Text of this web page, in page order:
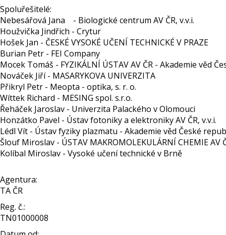
Spoluřešitelé:
Nebesářová Jana - Biologické centrum AV ČR, v.v.i.
Houžvička Jindřich - Crytur
Hošek Jan - ČESKÉ VYSOKÉ UČENÍ TECHNICKÉ V PRAZE
Burian Petr - FEI Company
Mocek Tomáš - FYZIKÁLNÍ ÚSTAV AV ČR - Akademie věd
Nováček Jiří - MASARYKOVA UNIVERZITA
Přikryl Petr - Meopta - optika, s. r. o.
Wíttek Richard - MESING spol. s.r.o.
Řeháček Jaroslav - Univerzita Palackého v Olomouci
Honzátko Pavel - Ústav fotoniky a elektroniky AV ČR, v.v.i.
Lédl Vít - Ústav fyziky plazmatu - Akademie věd České
Šlouf Miroslav - ÚSTAV MAKROMOLEKULÁRNÍ CHEMIE AV
Kolíbal Miroslav - Vysoké učení technické v Brně
Agentura:
TA ČR
Reg. č.:
TN01000008